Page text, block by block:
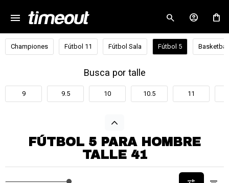
menu
Championes Fútbol 11 Fútbol Sala Fútbol 5 Basketball
Busca por talle
9 9.5 10 10.5 11
FÚTBOL 5 PARA HOMBRE
TALLE 41